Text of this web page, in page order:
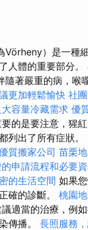
Vörheny）是一種
人體的重要部分。
著嚴重的病，喉
更加輕鬆愉快 社
容量冷藏需求 優
的是要注意，猩
列出了所有症狀。
質搬家公司 苗栗
申請流程和必要
的生活空間 如果
確的診斷。 桃園
適當的治療，例
傳播。 長照服務